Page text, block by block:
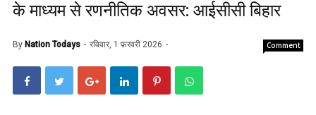
के माध्यम से रणनीतिक अवसर: आईसीसी बिहार
By Nation Todays रविवार, 1 फ़रवरी 2026 Comment